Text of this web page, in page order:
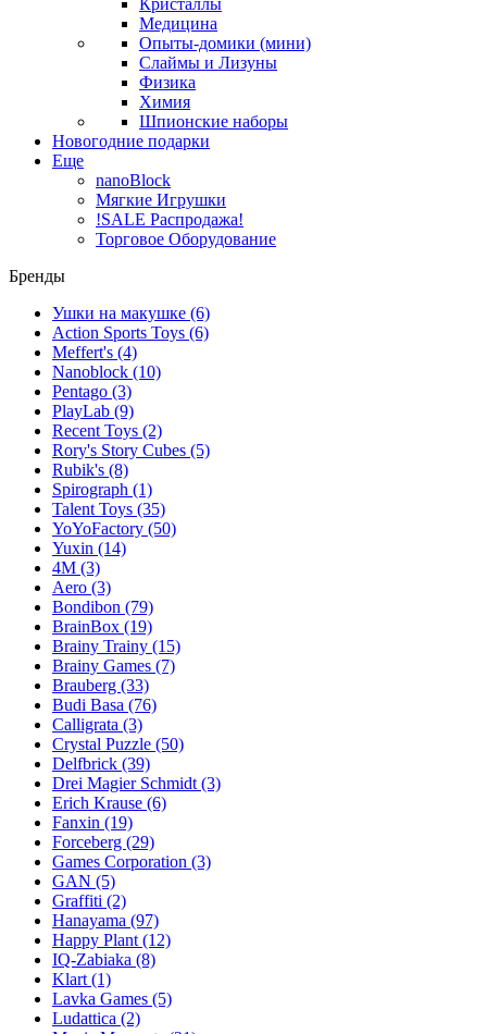
Кристаллы
Медицина
Опыты-домики (мини)
Слаймы и Лизуны
Физика
Химия
Шпионские наборы
Новогодние подарки
Еще
nanoBlock
Мягкие Игрушки
!SALE Распродажа!
Торговое Оборудование
Бренды
Ушки на макушке (6)
Action Sports Toys (6)
Meffert's (4)
Nanoblock (10)
Pentago (3)
PlayLab (9)
Recent Toys (2)
Rory's Story Cubes (5)
Rubik's (8)
Spirograph (1)
Talent Toys (35)
YoYoFactory (50)
Yuxin (14)
4M (3)
Aero (3)
Bondibon (79)
BrainBox (19)
Brainy Trainy (15)
Brainy Games (7)
Brauberg (33)
Budi Basa (76)
Calligrata (3)
Crystal Puzzle (50)
Delfbrick (39)
Drei Magier Schmidt (3)
Erich Krause (6)
Fanxin (19)
Forceberg (29)
Games Corporation (3)
GAN (5)
Graffiti (2)
Hanayama (97)
Happy Plant (12)
IQ-Zabiaka (8)
Klart (1)
Lavka Games (5)
Ludattica (2)